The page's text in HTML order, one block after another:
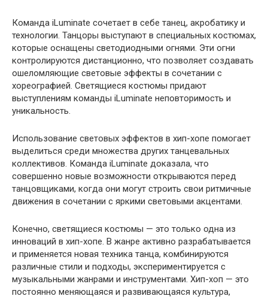
Команда iLuminate сочетает в себе танец, акробатику и
технологии. Танцоры выступают в специальных костюмах,
которые оснащены светодиодными огнями. Эти огни
контролируются дистанционно, что позволяет создавать
ошеломляющие световые эффекты в сочетании с
хореографией. Светящиеся костюмы придают
выступлениям команды iLuminate неповторимость и
уникальность.
Использование световых эффектов в хип-хопе помогает
выделиться среди множества других танцевальных
коллективов. Команда iLuminate доказала, что
совершенно новые возможности открываются перед
танцовщиками, когда они могут строить свои ритмичные
движения в сочетании с яркими световыми акцентами.
Конечно, светящиеся костюмы — это только одна из
инноваций в хип-хопе. В жанре активно разрабатывается
и применяется новая техника танца, комбинируются
различные стили и подходы, экспериментируется с
музыкальными жанрами и инструментами. Хип-хоп — это
постоянно меняющаяся и развивающаяся культура,